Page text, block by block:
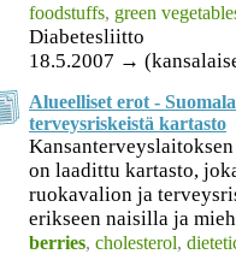
foodstuffs, green
Diabetesliitto
18.5.2007 →
Alueelliset erot -
terveysriskeistä kartasto
on laadittu kartasto,
ruokavalion ja
erikseen naisilla ja
berries, cholesterol,